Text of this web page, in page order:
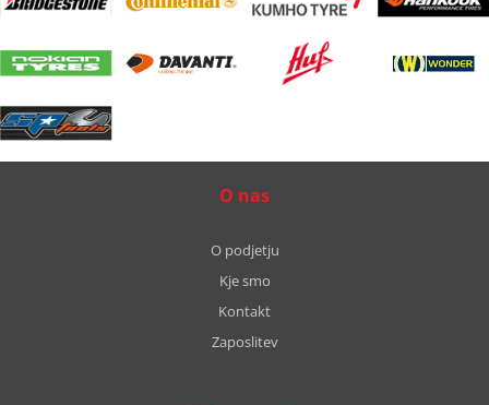
O nas
O podjetju
Kje smo
Kontakt
Zaposlitev